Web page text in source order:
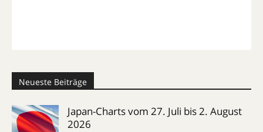
Neueste Beiträge
Japan-Charts vom 27. Juli bis 2. August
2026